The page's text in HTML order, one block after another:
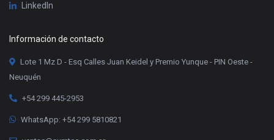
LinkedIn
Información de contacto
Lote 1 Mz D - Esq Calles Juan Keidel y Premio Yunque - PIN Oeste -
Neuquén
+54 299 445-2953
WhatsApp: +54 299 5810821